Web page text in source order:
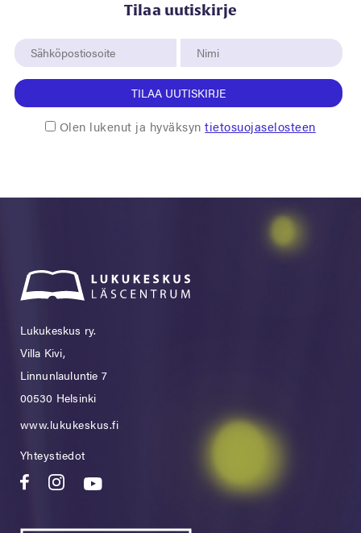
Tilaa uutiskirje
TILAA UUTISKIRJE
Olen lukenut ja hyväksyntietosuojaselosteen
Lukukeskus ry.
Villa Kivi,
Linnunlauluntie 7
00530 Helsinki
www.lukukeskus.fi
Yhteystiedot